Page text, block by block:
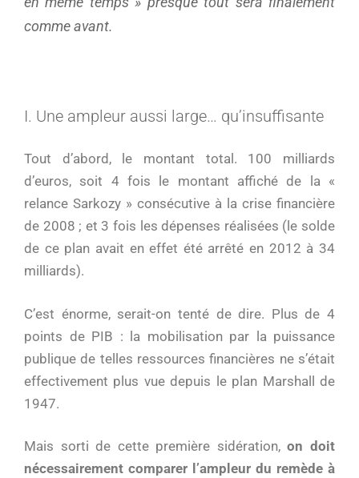
comme avant.
I. Une ampleur aussi large… qu’insuffisante
Tout d’abord, le montant total. 100 milliards
d’euros, soit 4 fois le montant affiché de la «
relance Sarkozy » consécutive à la crise financière
de 2008 ; et 3 fois les dépenses réalisées (le solde
de ce plan avait en effet été arrêté en 2012 à 34
milliards).
C’est énorme, serait-on tenté de dire. Plus de 4
points de PIB : la mobilisation par la puissance
publique de telles ressources financières ne s’était
effectivement plus vue depuis le plan Marshall de
1947.
Mais sorti de cette première sidération, on doit
nécessairement comparer l’ampleur du remède à